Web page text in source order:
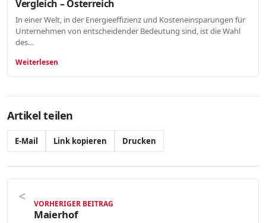
Vergleich – Österreich
In einer Welt, in der Energieeffizienz und Kosteneinsparungen für
Unternehmen von entscheidender Bedeutung sind, ist die Wahl
des…
Weiterlesen
Artikel teilen
E-Mail Link kopieren Drucken
VORHERIGER BEITRAG
Maierhof